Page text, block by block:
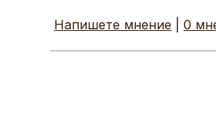
Напишете мнение 0